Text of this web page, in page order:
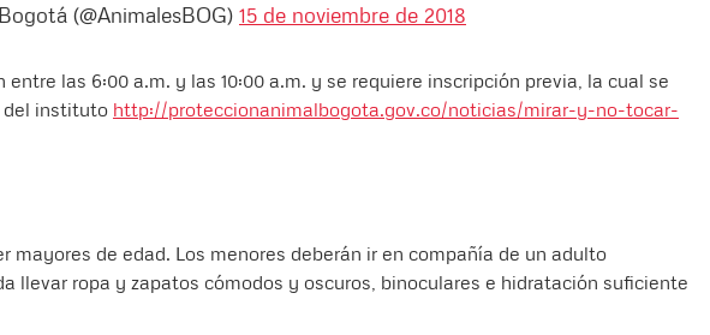
(@AnimalesBOG) 15 de noviembre de 2018
entre las 6:00 a.m. y las 10:00 a.m. y se requiere inscripción previa, la cual se
del instituto http://proteccionanimalbogota.gov.co/noticias/mirar-y-no-tocar-
mayores de edad. Los menores deberán ir en compañía de un adulto
llevar ropa y zapatos cómodos y oscuros, binoculares e hidratación suficiente